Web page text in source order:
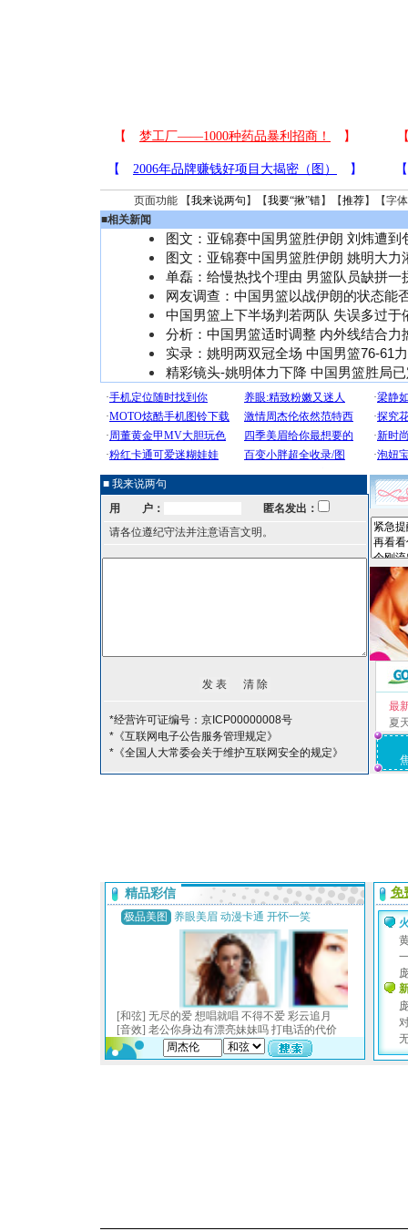
页面功能 【我来说两句 】【我要“揪”错】【推荐】【字
■相关新闻
图文：亚锦赛中国男篮胜伊朗 刘炜遭到
图文：亚锦赛中国男篮胜伊朗 姚明大力
单磊：给慢热找个理由 男篮队员缺拼一
网友调查：中国男篮以战伊朗的状态能
中国男篮上下半场判若两队 失误多过于
分析：中国男篮适时调整 内外线结合力
实录：姚明两双冠全场 中国男篮76-61
精彩镜头-姚明体力下降 中国男篮胜局
■ 我来说两句
用 户：
匿名发出：
请各位遵纪守法并注意语言文明。
*经营许可证编号：京ICP00000008号
*《互联网电子公告服务管理规定》
*《全国人大常委会关于维护互联网安全的规定》
最
夏